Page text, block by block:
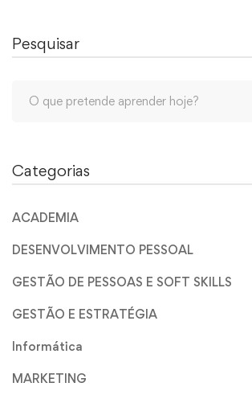
Pesquisar
Categorias
ACADEMIA
DESENVOLVIMENTO PESSOAL
GESTÃO DE PESSOAS E SOFT SKILLS
GESTÃO E ESTRATÉGIA
Informática
MARKETING